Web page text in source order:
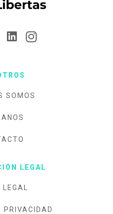
SOMOS
LEGAL
PRIVACIDAD